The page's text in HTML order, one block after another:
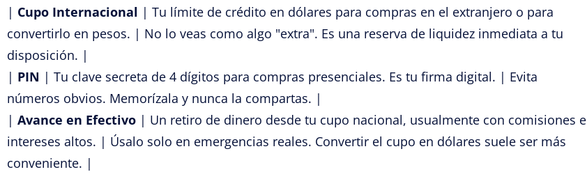
| Cupo Internacional | Tu límite de crédito en dólares para compras en el extranjero o para
convertirlo en pesos. | No lo veas como algo "extra". Es una reserva de liquidez inmediata a tu
disposición. |
| PIN | Tu clave secreta de 4 dígitos para compras presenciales. Es tu firma digital. | Evita
números obvios. Memorízala y nunca la compartas. |
| Avance en Efectivo | Un retiro de dinero desde tu cupo nacional, usualmente con comisiones e
intereses altos. | Úsalo solo en emergencias reales. Convertir el cupo en dólares suele ser más
conveniente. |